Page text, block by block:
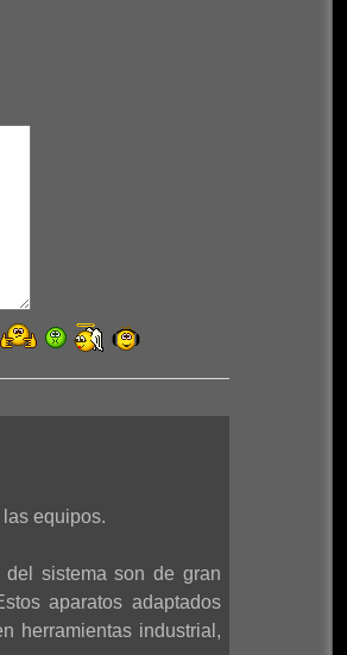
equipos.
sistema son de gran
aparatos adaptados
herramientas industrial,